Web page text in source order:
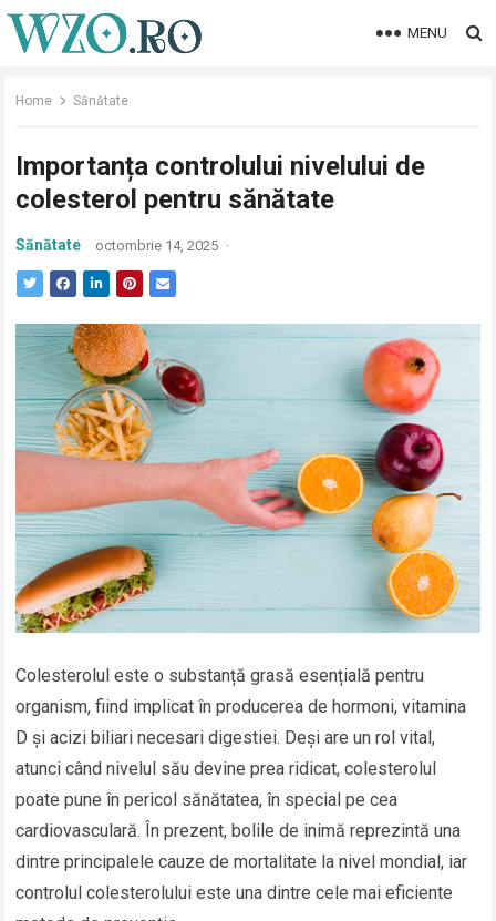
MENU
Home Sănătate
Importanța controlului nivelului de
colesterol pentru sănătate
Sănătate octombrie 14, 2025 ·
Colesterolul este o substanță grasă esențială pentru
organism, fiind implicat în producerea de hormoni, vitamina
D și acizi biliari necesari digestiei. Deși are un rol vital,
atunci când nivelul său devine prea ridicat, colesterolul
poate pune în pericol sănătatea, în special pe cea
cardiovasculară. În prezent, bolile de inimă reprezintă una
dintre principalele cauze de mortalitate la nivel mondial, iar
controlul colesterolului este una dintre cele mai eficiente